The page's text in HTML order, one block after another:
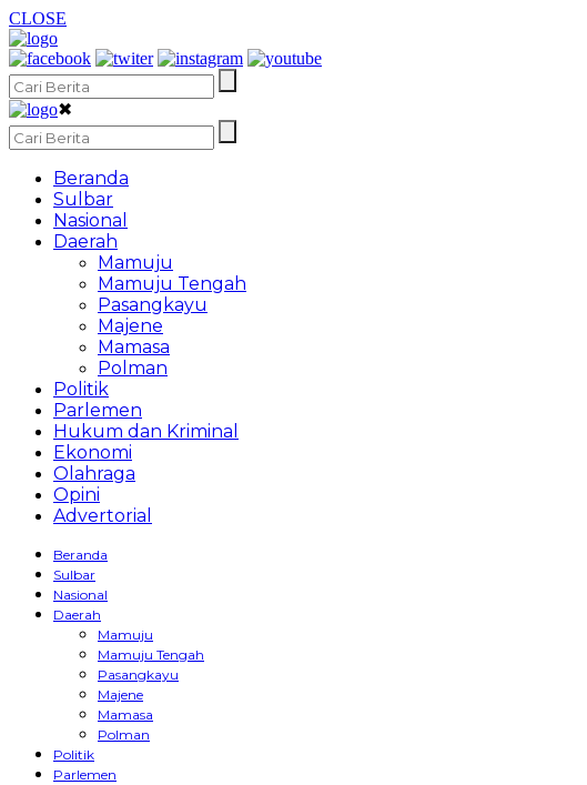
CLOSE
✖
Beranda
Sulbar
Nasional
Daerah
Mamuju
Mamuju Tengah
Pasangkayu
Majene
Mamasa
Polman
Politik
Parlemen
Hukum dan Kriminal
Ekonomi
Olahraga
Opini
Advertorial
Beranda
Sulbar
Nasional
Daerah
Mamuju
Mamuju Tengah
Pasangkayu
Majene
Mamasa
Polman
Politik
Parlemen